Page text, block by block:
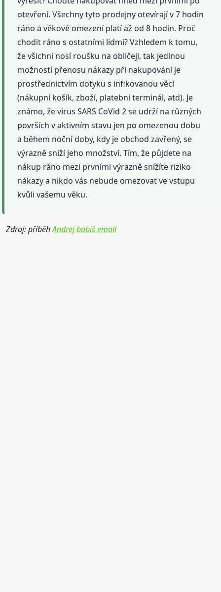
otevření. Všechny tyto prodejny otevírají v 7 hodin
ráno a věkové omezení platí až od 8 hodin. Proč
chodit ráno s ostatními lidmi? Vzhledem k tomu,
že všichni nosí roušku na obličeji, tak jedinou
možností přenosu nákazy při nakupování je
prostřednictvím dotyku s infikovanou věcí
(nákupní košík, zboží, platební terminál, atd). Je
známo, že virus SARS CoVid 2 se udrží na různých
površích v aktivním stavu jen po omezenou dobu
a během noční doby, kdy je obchod zavřený, se
výrazně sníží jeho množství. Tím, že půjdete na
nákup ráno mezi prvními výrazně snížíte riziko
nákazy a nikdo vás nebude omezovat ve vstupu
kvůli vašemu věku.
Zdroj: příběhAndrej babiš email